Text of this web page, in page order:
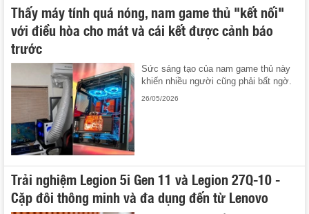
Thấy máy tính quá nóng, nam game thủ "kết nối"
với điều hòa cho mát và cái kết được cảnh báo
trước
Sức sáng tạo của nam game thủ này
khiến nhiều người cũng phải bất ngờ.
26/05/2026
Trải nghiệm Legion 5i Gen 11 và Legion 27Q-10 -
Cặp đôi thông minh và đa dụng đến từ Lenovo